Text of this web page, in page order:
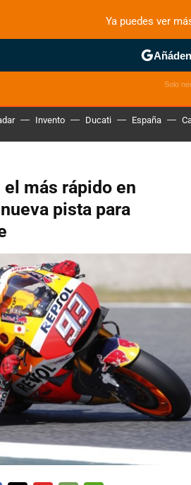
NUEVO
MOTOS ELÉCTRICAS
Invento Ducati España
más rápido en
pista para
Ya puedes ver
Solo